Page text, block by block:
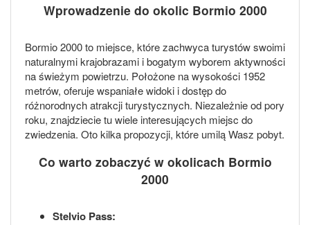
Wprowadzenie do okolic Bormio 2000
Bormio 2000 to miejsce, które zachwyca turystów swoimi
naturalnymi krajobrazami i bogatym wyborem aktywności
na świeżym powietrzu. Położone na wysokości 1952
metrów, oferuje wspaniałe widoki i dostęp do
różnorodnych atrakcji turystycznych. Niezależnie od pory
roku, znajdziecie tu wiele interesujących miejsc do
zwiedzenia. Oto kilka propozycji, które umilą Wasz pobyt.
Co warto zobaczyć w okolicach Bormio
2000
Stelvio Pass: